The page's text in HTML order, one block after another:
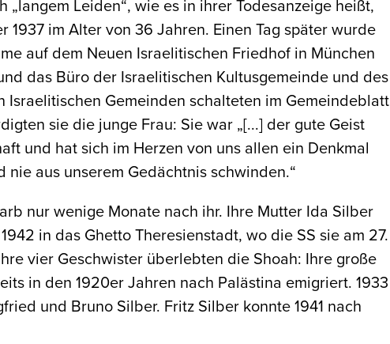
„langem Leiden“, wie es in ihrer Todesanzeige heißt,
1937 im Alter von 36 Jahren. Einen Tag später wurde
auf dem Neuen Israelitischen Friedhof in München
das Büro der Israelitischen Kultusgemeinde und des
Israelitischen Gemeinden schalteten im Gemeindeblatt
sie die junge Frau: Sie war „[...] der gute Geist
und hat sich im Herzen von uns allen ein Denkmal
nie aus unserem Gedächtnis schwinden.“
nur wenige Monate nach ihr. Ihre Mutter Ida Silber
in das Ghetto Theresienstadt, wo die SS sie am 27.
vier Geschwister überlebten die Shoah: Ihre große
in den 1920er Jahren nach Palästina emigriert. 1933
und Bruno Silber. Fritz Silber konnte 1941 nach